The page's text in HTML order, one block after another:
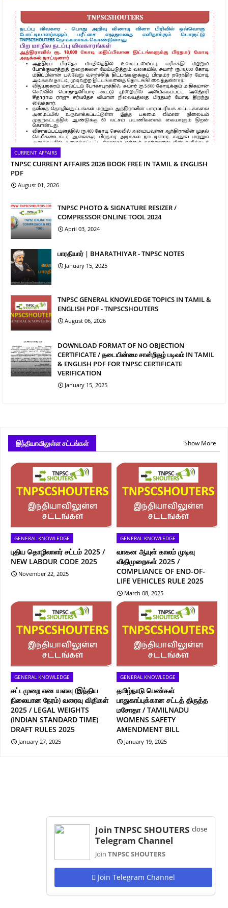
CURRENT AFFAIRS
TNPSC CURRENT AFFAIRS 2026 BOOK FREE IN TAMIL & ENGLISH
PDF
August 01, 2026
TNPSC PHOTO & SIGNATURE RESIZER /
COMPRESSOR ONLINE TOOL 2024
April 03, 2024
பாரதியார் | BHARATHIYAR - TNPSC NOTES
January 15, 2025
TNPSC GENERAL KNOWLEDGE TOPICS IN TAMIL &
ENGLISH PDF - TNPSCSHOUTERS
August 06, 2026
DOWNLOAD FORMAT OF NO OBJECTION
CERTIFICATE / தடையின்மை சான்றிதழ் படிவம் IN TAMIL
& ENGLISH PDF FOR TNPSC CERTIFICATE
VERIFICATION
January 15, 2025
இந்தியாவிலுள்ள சட்டங்கள் Show More
GENERAL KNOWLEDGE
புதிய தொழிலாளர் சட்டம் 2025 /
NEW LABOUR CODE 2025
November 22, 2025
GENERAL KNOWLEDGE
வாகன ஆயுள் காலம் முடிவு
விதிமுறைகள் 2025 /
COMPLIANCE OF END-OF-
LIFE VEHICLES RULE 2025
March 08, 2025
GENERAL KNOWLEDGE
சட்டமுறை எடையளவு (இந்திய
நிலையான நேரம்) வரைவு விதிகள்
2025 / LEGAL WEIGHTS
(INDIAN STANDARD TIME)
DRAFT RULES 2025
January 27, 2025
GENERAL KNOWLEDGE
தமிழ்நாடு பெண்கள்
பாதுகாப்புக்கான சட்டத் திருத்த
மசோதா / TAMILNADU
WOMENS SAFETY
AMENDMENT BILL
January 19, 2025
close
Join TNPSC SHOUTERS
Telegram Channel
Join TNPSC SHOUTERS
Join Telegram Channel